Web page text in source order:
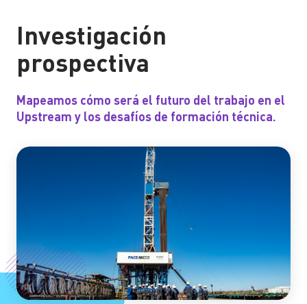
Investigación
prospectiva
Mapeamos cómo será el futuro del trabajo en el
Upstream y los desafíos de formación técnica.